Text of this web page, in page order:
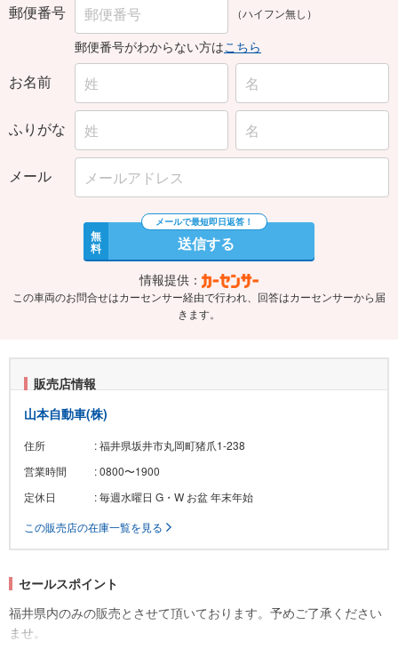
郵便番号 （ハイフン無し）
郵便番号がわからない方はこちら
お名前
ふりがな
メール
無
料 送信する
情報提供：
この車両のお問合せはカーセンサー経由で行われ、回答はカーセンサーから届
きます。
販売店情報
山本自動車(株)
住所
: 福井県坂井市丸岡町猪爪1-238
営業時間
: 0800〜1900
定休日
: 毎週水曜日 G・W お盆 年末年始
この販売店の在庫一覧を見る
セールスポイント
福井県内のみの販売とさせて頂いております。予めご了承ください
ませ。